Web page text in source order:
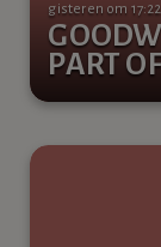
PART
gisteren om